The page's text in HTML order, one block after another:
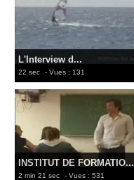
L'Interview d...
22 sec - Vues : 131
INSTITUT DE FORMATIO...
2 min 21 sec - Vues : 531